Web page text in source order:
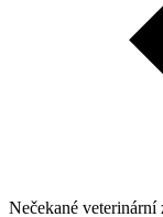
Nečekané